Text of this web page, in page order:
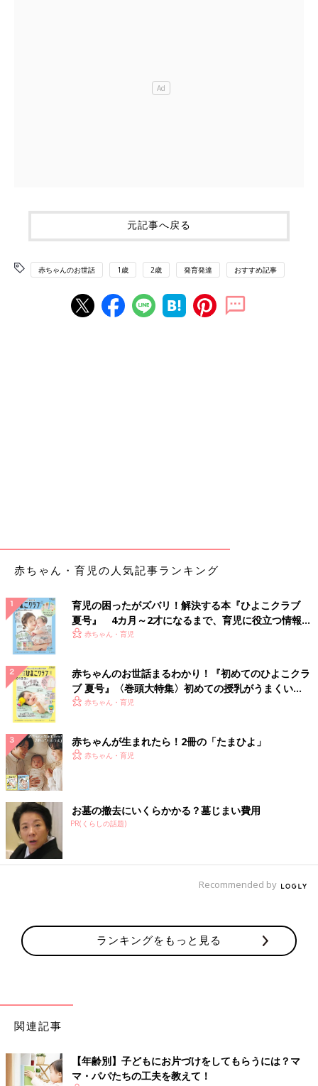
元記事へ戻る
赤ちゃんのお世話 1歳 2歳 発育発達 おすすめ記事
赤ちゃん・育児の人気記事ランキング
育児の困ったがズバリ！解決する本『ひよこクラブ
夏号』 4カ月～2才になるまで、育児に役立つ情報が
いっぱい！
赤ちゃん・育児
赤ちゃんのお世話まるわかり！『初めてのひよこクラ
ブ 夏号』〈巻頭大特集〉初めての授乳がうまくい
く！ おっぱい・ミルクの基本と夏のトラブル 解決テ
赤ちゃん・育児
赤ちゃんが生まれたら！2冊の「たまひよ」
赤ちゃん・育児
お墓の撤去にいくらかかる？墓じまい費用
PR(くらしの話題)
Recommended by
ランキングをもっと見る
関連記事
【年齢別】子どもにお片づけをしてもらうには？マ
マ・パパたちの工夫を教えて！